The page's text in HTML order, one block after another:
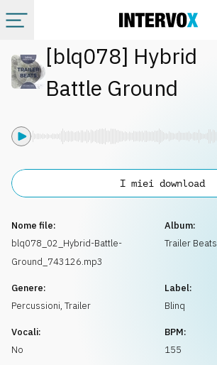
Categorie
[blq078] Hybrid
Battle Ground
Nome file:
blq078_02_Hybrid-Battle-
Ground_743126.mp3
Album:
Trailer Beats
Genere:
Percussioni, Trailer
Label:
Blinq
Vocali:
No
BPM:
155
I miei download